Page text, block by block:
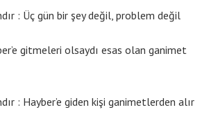
: Üç gün bir şey değil, problem değil
gitmeleri olsaydı esas olan ganimet
: Hayber’e giden kişi ganimetlerden alır